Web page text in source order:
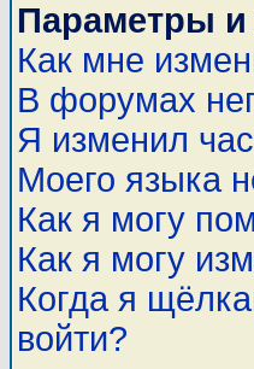
Параметры и
Как мне
В форумах
Я изменил
Моего языка
Как я могу
Как я могу
Когда я
войти?